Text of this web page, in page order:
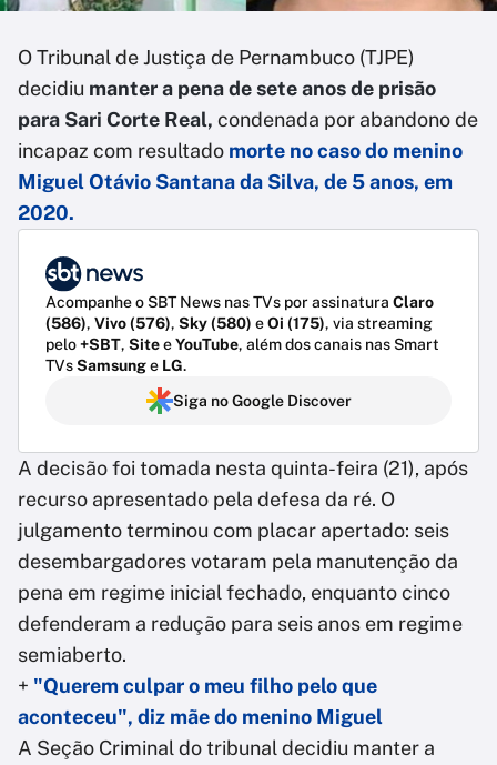
O Tribunal de Justiça de Pernambuco (TJPE)
decidiu manter a pena de sete anos de prisão
para Sari Corte Real, condenada por abandono de
incapaz com resultado morte no caso do menino
Miguel Otávio Santana da Silva, de 5 anos, em
2020.
Acompanhe o SBT News nas TVs por assinatura Claro
(586), Vivo (576), Sky (580) eOi (175), via streaming
pelo+SBT, SiteeYouTube, além dos canais nas Smart
TVsSamsunge LG.
Siga no Google Discover
A decisão foi tomada nesta quinta-feira (21), após
recurso apresentado pela defesa da ré. O
julgamento terminou com placar apertado: seis
desembargadores votaram pela manutenção da
pena em regime inicial fechado, enquanto cinco
defenderam a redução para seis anos em regime
semiaberto.
+ "Querem culpar o meu filho pelo que
aconteceu", diz mãe do menino Miguel
A Seção Criminal do tribunal decidiu manter a